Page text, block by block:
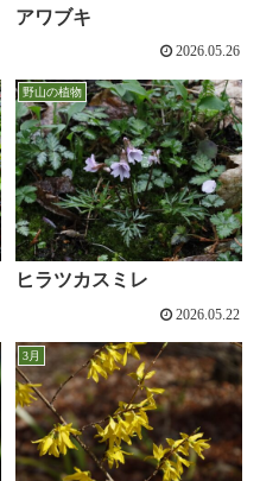
アワブキ
2026.05.26
野山の植物
ヒラツカスミレ
2026.05.22
3月